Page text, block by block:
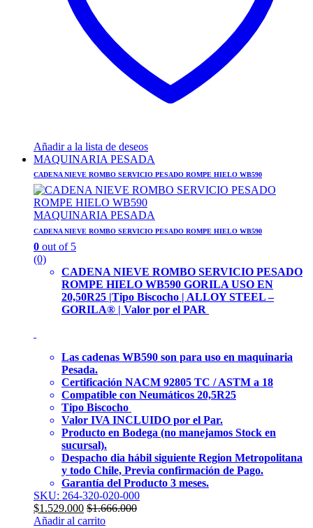
Añadir a la lista de deseos
MAQUINARIA PESADA
CADENA NIEVE ROMBO SERVICIO PESADO ROMPE HIELO WB590
MAQUINARIA PESADA
CADENA NIEVE ROMBO SERVICIO PESADO ROMPE HIELO WB590
0 out of 5
(0)
CADENA NIEVE ROMBO SERVICIO PESADO
ROMPE HIELO WB590 GORILA USO EN
20,50R25 |Tipo Biscocho | ALLOY STEEL –
GORILA® | Valor por el PAR
Las cadenas WB590 son para uso en maquinaria
Pesada.
Certificación NACM 92805 TC / ASTM a 18
Compatible con Neumáticos 20,5R25
Tipo Biscocho
Valor IVA INCLUIDO por el Par.
Producto en Bodega (no manejamos Stock en
sucursal).
Despacho dia hábil siguiente Region Metropolitana
y todo Chile, Previa confirmación de Pago.
Garantía del Producto 3 meses.
SKU: 264-320-020-000
$1.529.000 $1.666.000
Añadir al carrito